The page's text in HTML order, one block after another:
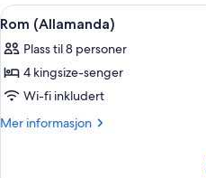
Åpne
alle
bildene
av
Rom
(Allamanda)
1
Rom (Allamanda)
Plass til 8 personer
4 kingsize-senger
Wi-fi inkludert
Mer informasjon
Mer